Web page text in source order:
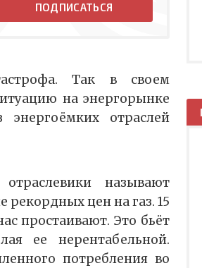
ПОДПИСАТЬСЯ
Так в своем
на энергорынке
отраслей
называют
рекордных цен на газ. 15
простаивают. Это бьёт
ее нерентабельной.
потребления во